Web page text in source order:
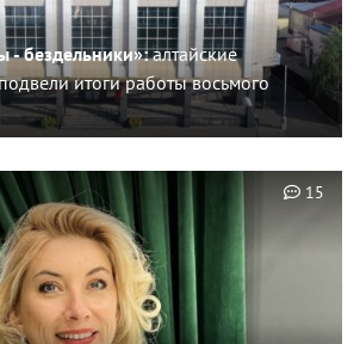
- бездельники»:алтайские
итоги работы восьмого
15